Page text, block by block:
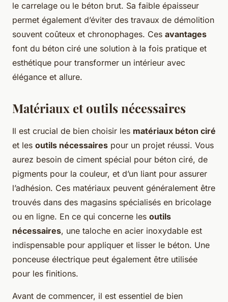
le carrelage ou le béton brut. Sa faible épaisseur
permet également d’éviter des travaux de démolition
souvent coûteux et chronophages. Ces avantages
font du béton ciré une solution à la fois pratique et
esthétique pour transformer un intérieur avec
élégance et allure.
Matériaux et outils nécessaires
Il est crucial de bien choisir les matériaux béton ciré
et les outils nécessaires pour un projet réussi. Vous
aurez besoin de ciment spécial pour béton ciré, de
pigments pour la couleur, et d’un liant pour assurer
l’adhésion. Ces matériaux peuvent généralement être
trouvés dans des magasins spécialisés en bricolage
ou en ligne. En ce qui concerne les outils
nécessaires, une taloche en acier inoxydable est
indispensable pour appliquer et lisser le béton. Une
ponceuse électrique peut également être utilisée
pour les finitions.
Avant de commencer, il est essentiel de bien